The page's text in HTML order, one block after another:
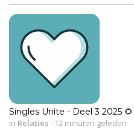
Singles Unite - Deel 3 2025
in Relaties- 12 minuten geleden